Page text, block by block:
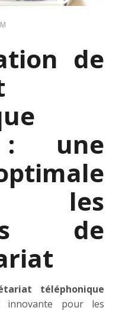
de
: une
les
de
téléphonique
pour les